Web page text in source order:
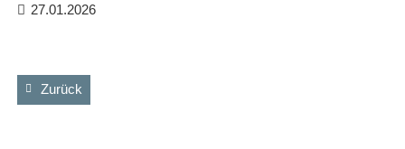
27.01.2026
Zurück